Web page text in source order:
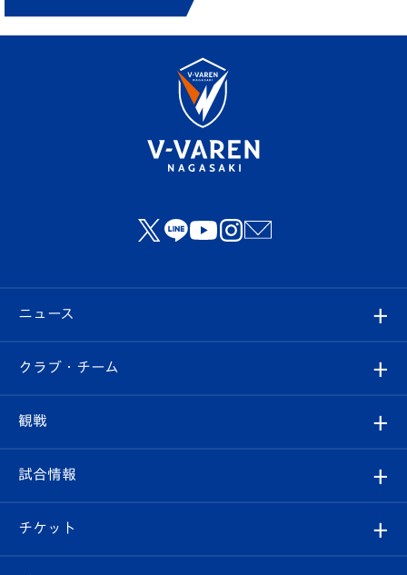
ニュース
すべて
クラブ
試合情報
クラブ・チーム
クラブ概要
エンブレム紹介
観戦
観戦ルール
はじめての観戦ガイド
試合情報
試合日程/結果
チケット